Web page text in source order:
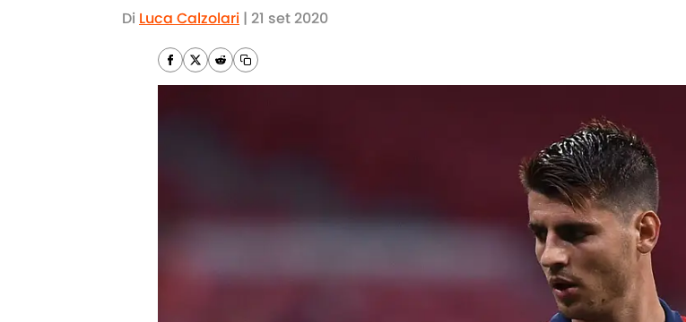
Di Luca Calzolari | 21 set 2020